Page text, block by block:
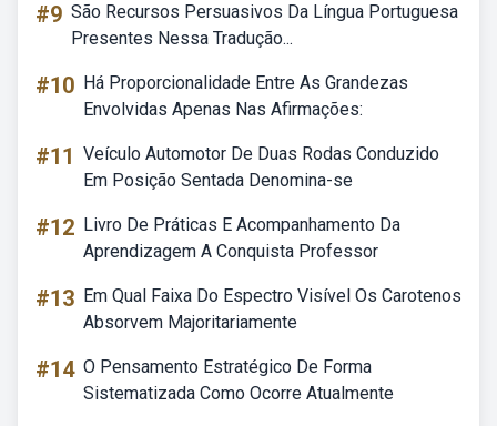
#9 São Recursos Persuasivos Da Língua Portuguesa
Presentes Nessa Tradução...
#10 Há Proporcionalidade Entre As Grandezas
Envolvidas Apenas Nas Afirmações:
#11 Veículo Automotor De Duas Rodas Conduzido
Em Posição Sentada Denomina-se
#12 Livro De Práticas E Acompanhamento Da
Aprendizagem A Conquista Professor
#13 Em Qual Faixa Do Espectro Visível Os Carotenos
Absorvem Majoritariamente
#14 O Pensamento Estratégico De Forma
Sistematizada Como Ocorre Atualmente